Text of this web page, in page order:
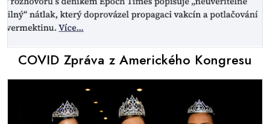
COVID Zpráva z Amerického Kongresu